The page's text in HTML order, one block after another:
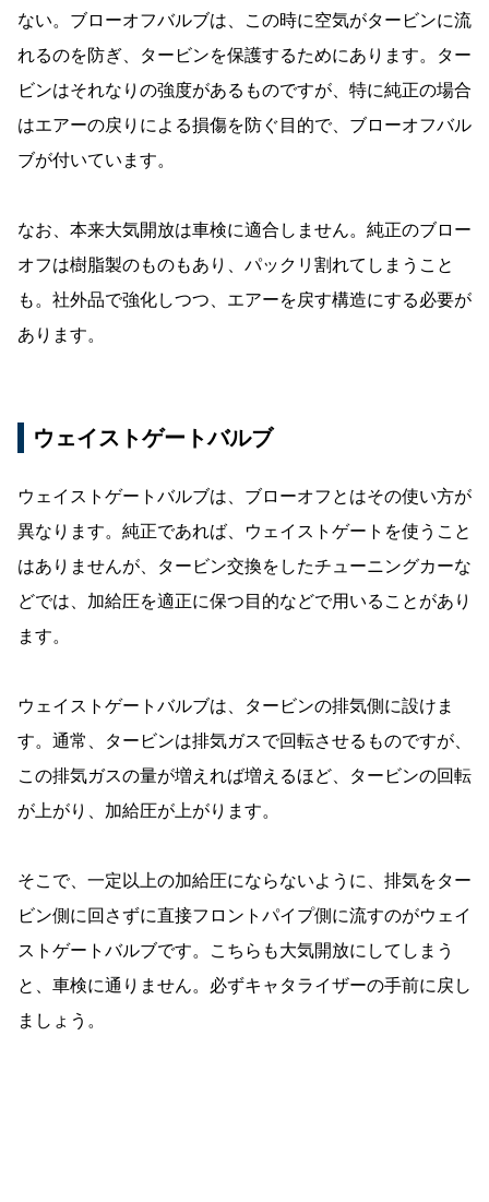
ない。ブローオフバルブは、この時に空気がタービンに流
れるのを防ぎ、タービンを保護するためにあります。ター
ビンはそれなりの強度があるものですが、特に純正の場合
はエアーの戻りによる損傷を防ぐ目的で、ブローオフバル
ブが付いています。
なお、本来大気開放は車検に適合しません。純正のブロー
オフは樹脂製のものもあり、パックリ割れてしまうこと
も。社外品で強化しつつ、エアーを戻す構造にする必要が
あります。
ウェイストゲートバルブ
ウェイストゲートバルブは、ブローオフとはその使い方が
異なります。純正であれば、ウェイストゲートを使うこと
はありませんが、タービン交換をしたチューニングカーな
どでは、加給圧を適正に保つ目的などで用いることがあり
ます。
ウェイストゲートバルブは、タービンの排気側に設けま
す。通常、タービンは排気ガスで回転させるものですが、
この排気ガスの量が増えれば増えるほど、タービンの回転
が上がり、加給圧が上がります。
そこで、一定以上の加給圧にならないように、排気をター
ビン側に回さずに直接フロントパイプ側に流すのがウェイ
ストゲートバルブです。こちらも大気開放にしてしまう
と、車検に通りません。必ずキャタライザーの手前に戻し
ましょう。